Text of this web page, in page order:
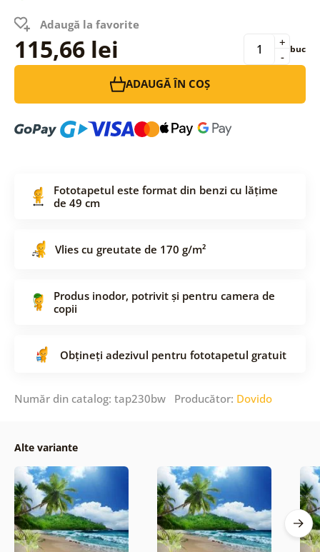
Adaugă la favorite
115,66 lei -
+ buc
ADAUGĂ ÎN COȘ
Fototapetul este format din benzi cu lățime
de 49 cm
Vlies cu greutate de 170 g/m²
Produs inodor, potrivit și pentru camera de
copii
Obțineți adezivul pentru fototapetul gratuit
Număr din catalog: tap230bw Producător: Dovido
Alte variante